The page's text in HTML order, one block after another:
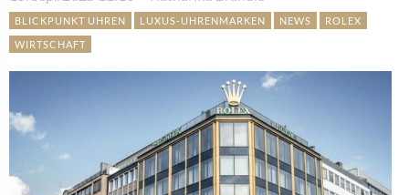
BLICKPUNKT UHREN LUXUS-UHRENMARKEN NEWS
ROLEX
WIRTSCHAFT